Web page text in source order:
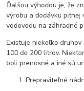
Ďalšou výhodou je, že
výrobu a dodávku pitnej
vodovodu na záhradné
Existuje niekoľko
100 do 200 litrov.
boli prenosné a iné sú
Prepraviteľné